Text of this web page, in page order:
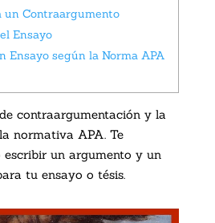
un Contraargumento
Ensayo
Ensayo según la Norma APA
contraargumentación y la
normativa APA. Te
escribir un argumento y un
tu ensayo o tésis.